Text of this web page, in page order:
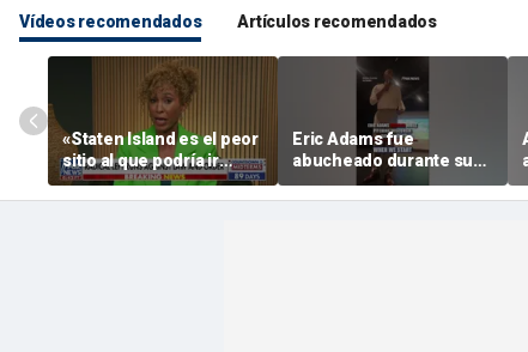
Vídeos recomendados Artículos recomendados
«Staten Island es el peor
sitio al que podría ir
Mamdani», dice el exjefe
de departamento de la
Eric Adams fue
abucheado durante su
presentación sobre el
centro de datos